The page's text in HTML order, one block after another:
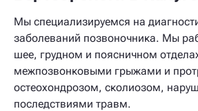
Мы специализируемся на
заболеваний позвоночника. Мы
шее, грудном и поясничном
межпозвонковыми грыжами и
остеохондрозом, сколиозом,
последствиями травм.